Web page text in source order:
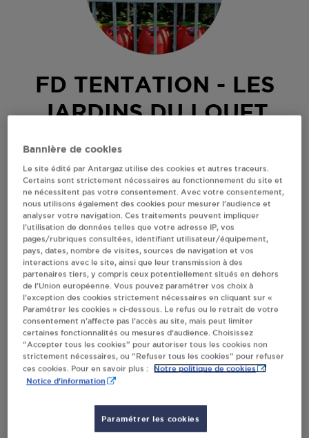
FD TENTATION - LES
JARDINS DU LOUET
ROCHEFORT SUR LOIRE
CHEMIN DE LA PIERRE BLANCHE
49190ROCHEFORT SUR LOIRE
Revendeur de bouteilles de gaz
S'Y RENDRE
RECEVOIR LES COORDONNÉES DU REVENDEUR
En cliquant sur « S’y rendre », j’autorise le traitement
d’informations (dont mon adresse IP) et leur transfert hors UE
par Google Maps afin d’afficher la carte.
En savoir plus
Accès
Bannière de cookies
Le site édité par Antargaz utilise des cookies et autres traceurs.
Certains sont strictement nécessaires au fonctionnement du site et
ne nécessitent pas votre consentement. Avec votre consentement,
nous utilisons également des cookies pour mesurer l’audience et
analyser votre navigation. Ces traitements peuvent impliquer
l’utilisation de données telles que votre adresse IP, vos
pages/rubriques consultées, identifiant utilisateur/équipement,
pays, dates, nombre de visites, sources de navigation et vos
interactions avec le site, ainsi que leur transmission à des
partenaires tiers, y compris ceux potentiellement situés en dehors
de l’Union européenne. Vous pouvez paramétrer vos choix à
l’exception des cookies strictement nécessaires en cliquant sur «
Paramétrer les cookies » ci-dessous. Le refus ou le retrait de votre
consentement n’affecte pas l’accès au site, mais peut limiter
certaines fonctionnalités ou mesures d’audience. Choisissez
“Accepter tous les cookies” pour autoriser tous les cookies non
strictement nécessaires, ou “Refuser tous les cookies” pour refuser
ces cookies. Pour en savoir plus :
Notre politique de cookies
Notice d'information
Paramétrer les cookies